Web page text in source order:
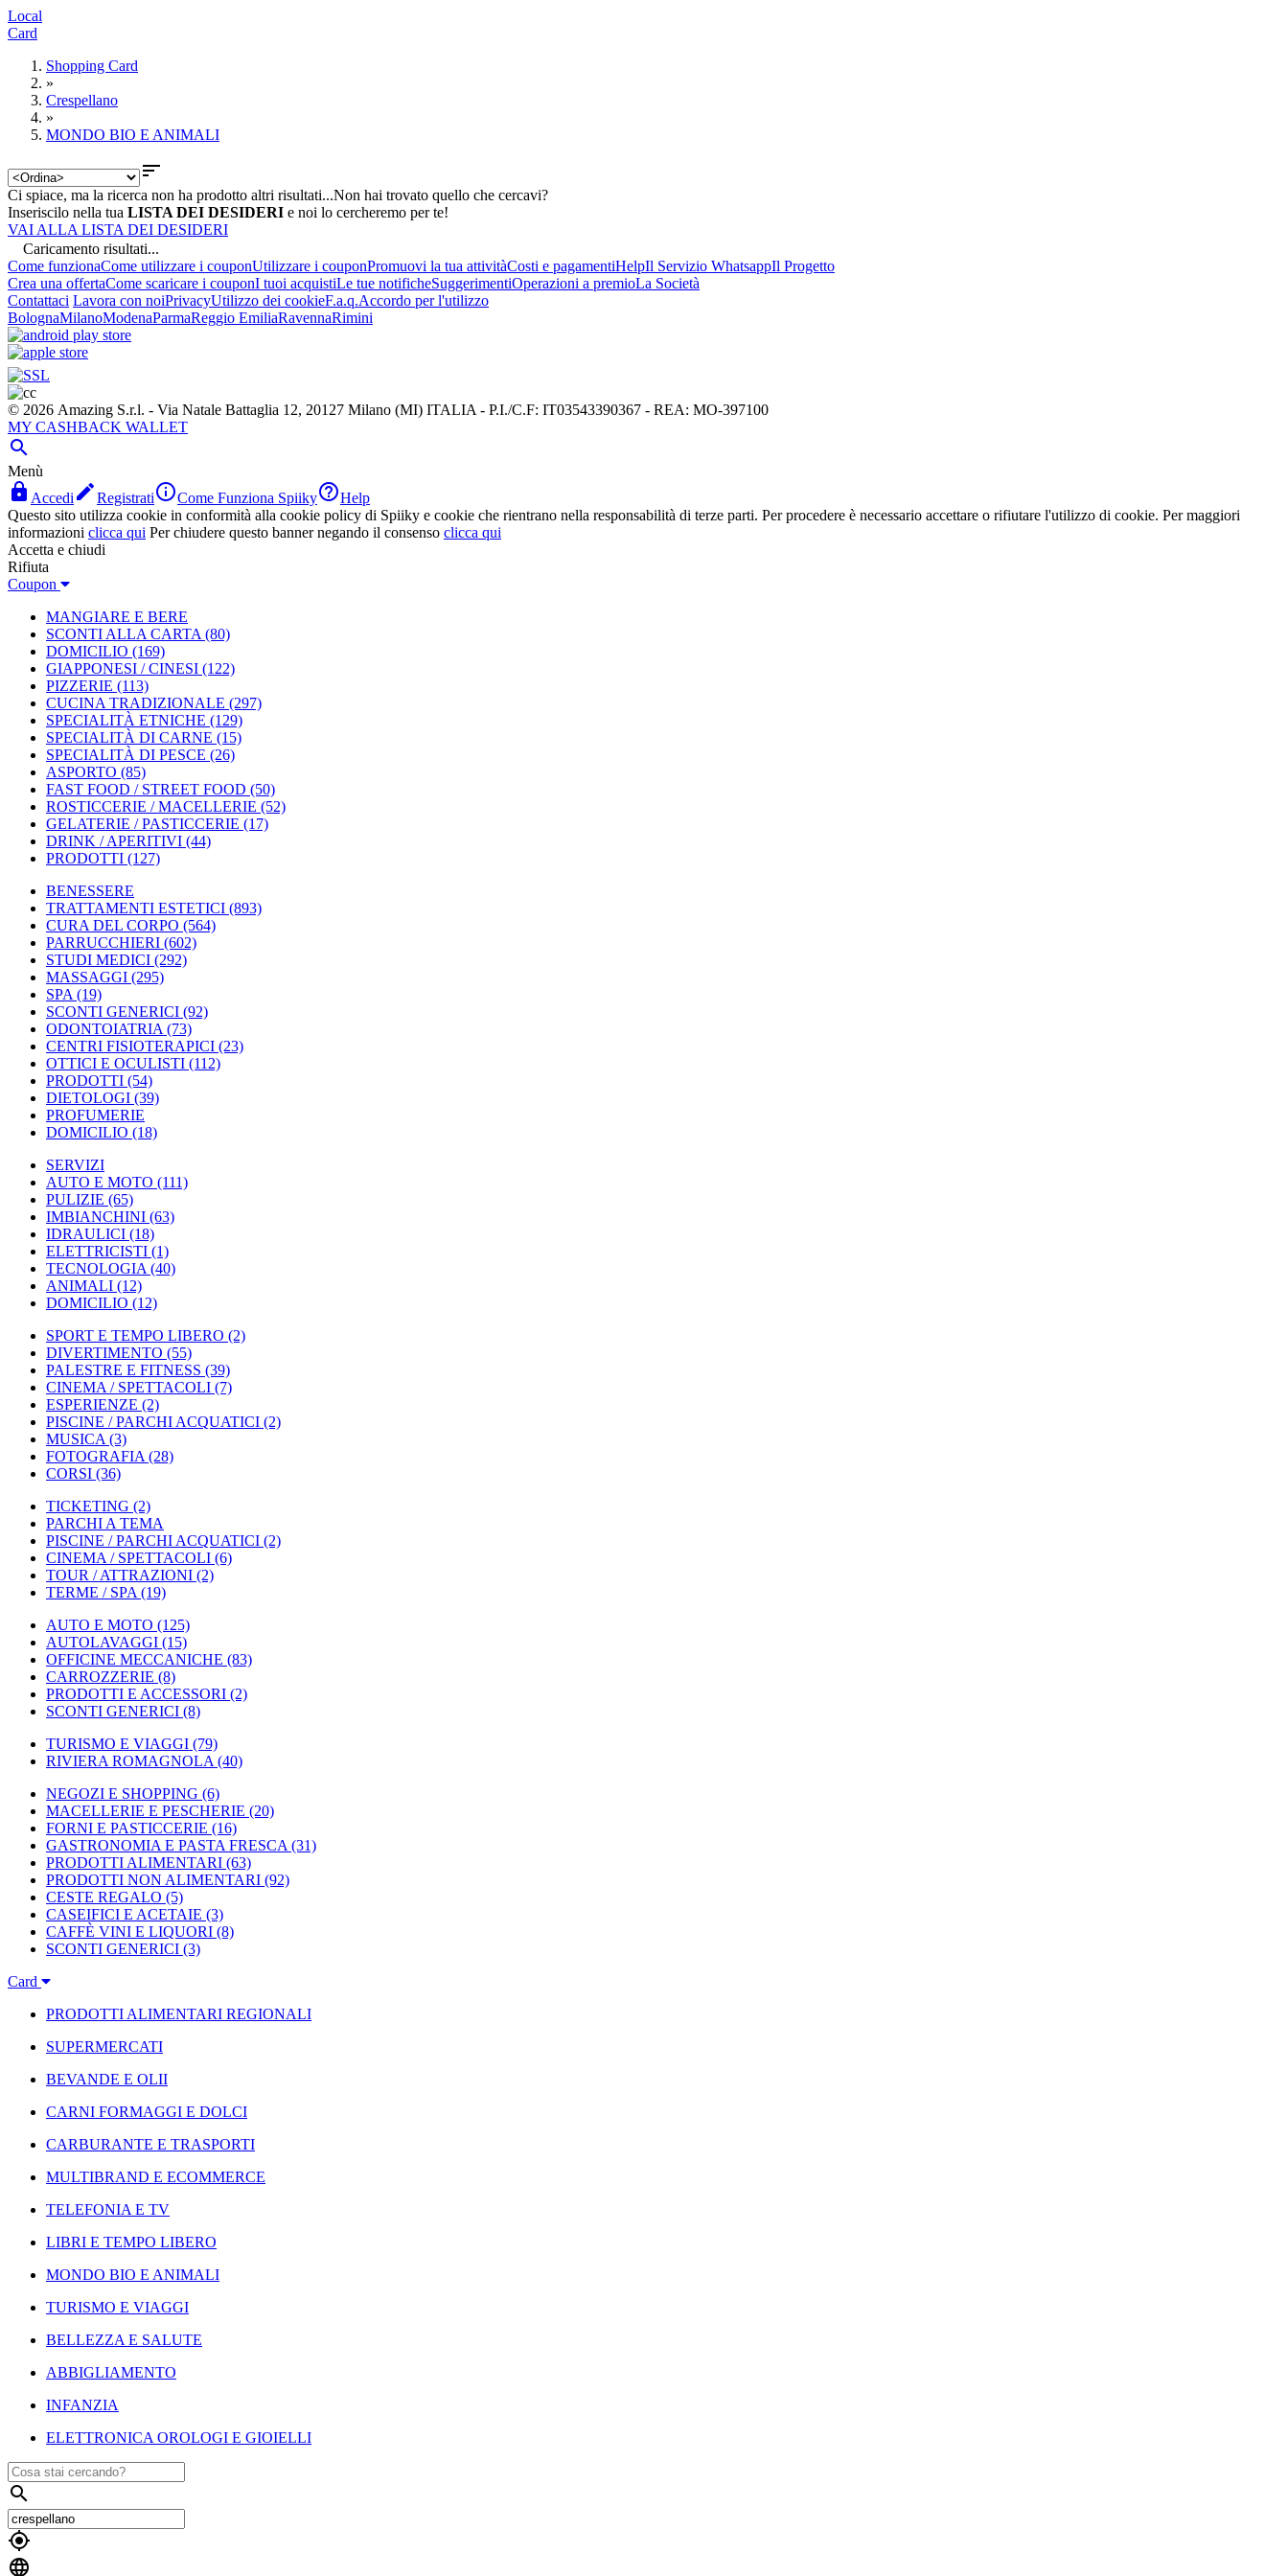
Local
Card
Shopping Card
»
Crespellano
»
MONDO BIO E ANIMALI

Ci spiace, ma la ricerca non ha prodotto altri risultati...Non hai trovato quello che cercavi?
Inseriscilo nella tua LISTA DEI DESIDERI e noi lo cercheremo per te!
VAI ALLA LISTA DEI DESIDERI
Caricamento risultati...
Come funzionaCome utilizzare i couponUtilizzare i couponPromuovi la tua attivitàCosti e pagamentiHelpIl Servizio WhatsappIl Progetto
Crea una offertaCome scaricare i couponI tuoi acquistiLe tue notificheSuggerimentiOperazioni a premioLa Società
Contattaci Lavora con noiPrivacyUtilizzo dei cookieF.a.q.Accordo per l'utilizzo
BolognaMilanoModenaParmaReggio EmiliaRavennaRimini
© 2026 Amazing S.r.l. - Via Natale Battaglia 12, 20127 Milano (MI) ITALIA - P.I./C.F: IT03543390367 - REA: MO-397100
MY CASHBACK WALLET

Menù
 Accedi RegistratiCome Funziona SpiikyHelp
Questo sito utilizza cookie in conformità alla cookie policy di Spiiky e cookie che rientrano nella responsabilità di terze parti. Per procedere è necessario accettare o rifiutare l'utilizzo di cookie. Per maggiori
informazioni clicca qui Per chiudere questo banner negando il consenso clicca qui
Accetta e chiudi
Rifiuta
Coupon
MANGIARE E BERE
SCONTI ALLA CARTA (80)
DOMICILIO (169)
GIAPPONESI / CINESI (122)
PIZZERIE (113)
CUCINA TRADIZIONALE (297)
SPECIALITÀ ETNICHE (129)
SPECIALITÀ DI CARNE (15)
SPECIALITÀ DI PESCE (26)
ASPORTO (85)
FAST FOOD / STREET FOOD (50)
ROSTICCERIE / MACELLERIE (52)
GELATERIE / PASTICCERIE (17)
DRINK / APERITIVI (44)
PRODOTTI (127)
BENESSERE
TRATTAMENTI ESTETICI (893)
CURA DEL CORPO (564)
PARRUCCHIERI (602)
STUDI MEDICI (292)
MASSAGGI (295)
SPA (19)
SCONTI GENERICI (92)
ODONTOIATRIA (73)
CENTRI FISIOTERAPICI (23)
OTTICI E OCULISTI (112)
PRODOTTI (54)
DIETOLOGI (39)
PROFUMERIE
DOMICILIO (18)
SERVIZI
AUTO E MOTO (111)
PULIZIE (65)
IMBIANCHINI (63)
IDRAULICI (18)
ELETTRICISTI (1)
TECNOLOGIA (40)
ANIMALI (12)
DOMICILIO (12)
SPORT E TEMPO LIBERO (2)
DIVERTIMENTO (55)
PALESTRE E FITNESS (39)
CINEMA / SPETTACOLI (7)
ESPERIENZE (2)
PISCINE / PARCHI ACQUATICI (2)
MUSICA (3)
FOTOGRAFIA (28)
CORSI (36)
TICKETING (2)
PARCHI A TEMA
PISCINE / PARCHI ACQUATICI (2)
CINEMA / SPETTACOLI (6)
TOUR / ATTRAZIONI (2)
TERME / SPA (19)
AUTO E MOTO (125)
AUTOLAVAGGI (15)
OFFICINE MECCANICHE (83)
CARROZZERIE (8)
PRODOTTI E ACCESSORI (2)
SCONTI GENERICI (8)
TURISMO E VIAGGI (79)
RIVIERA ROMAGNOLA (40)
NEGOZI E SHOPPING (6)
MACELLERIE E PESCHERIE (20)
FORNI E PASTICCERIE (16)
GASTRONOMIA E PASTA FRESCA (31)
PRODOTTI ALIMENTARI (63)
PRODOTTI NON ALIMENTARI (92)
CESTE REGALO (5)
CASEIFICI E ACETAIE (3)
CAFFÈ VINI E LIQUORI (8)
SCONTI GENERICI (3)
Card
PRODOTTI ALIMENTARI REGIONALI
SUPERMERCATI
BEVANDE E OLII
CARNI FORMAGGI E DOLCI
CARBURANTE E TRASPORTI
MULTIBRAND E ECOMMERCE
TELEFONIA E TV
LIBRI E TEMPO LIBERO
MONDO BIO E ANIMALI
TURISMO E VIAGGI
BELLEZZA E SALUTE
ABBIGLIAMENTO
INFANZIA
ELETTRONICA OROLOGI E GIOIELLI


